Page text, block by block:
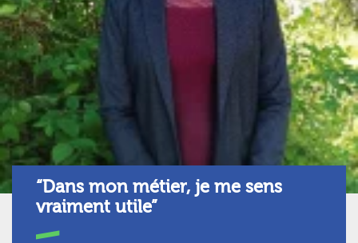
“Dans mon métier, je me sens
vraiment utile”